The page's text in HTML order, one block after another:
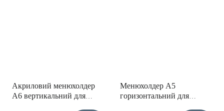
Акриловий менюхолдер
А6 вертикальний для
Менюхолдер А5
горизонтальний для